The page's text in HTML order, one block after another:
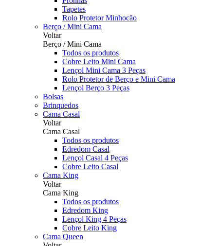
Tapetes
Rolo Protetor Minhocão
Berço / Mini Cama
Voltar
Berço / Mini Cama
Todos os produtos
Cobre Leito Mini Cama
Lençol Mini Cama 3 Peças
Rolo Protetor de Berço e Mini Cama
Lençol Berço 3 Peças
Bolsas
Brinquedos
Cama Casal
Voltar
Cama Casal
Todos os produtos
Edredom Casal
Lençol Casal 4 Peças
Cobre Leito Casal
Cama King
Voltar
Cama King
Todos os produtos
Edredom King
Lençol King 4 Peças
Cobre Leito King
Cama Queen